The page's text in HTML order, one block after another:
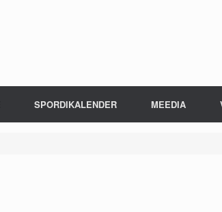
SPORDIKALENDER MEEDIA